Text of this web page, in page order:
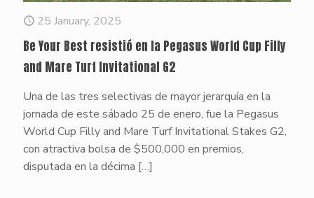
25 January, 2025
Be Your Best resistió en la Pegasus World Cup Filly
and Mare Turf Invitational G2
Una de las tres selectivas de mayor jerarquía en la
jornada de este sábado 25 de enero, fue la Pegasus
World Cup Filly and Mare Turf Invitational Stakes G2,
con atractiva bolsa de $500,000 en premios,
disputada en la décima […]